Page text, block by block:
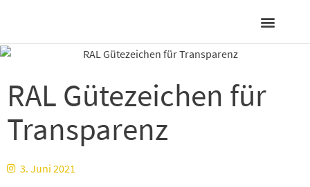
RAL Gütezeichen für
Transparenz
3. Juni 2021